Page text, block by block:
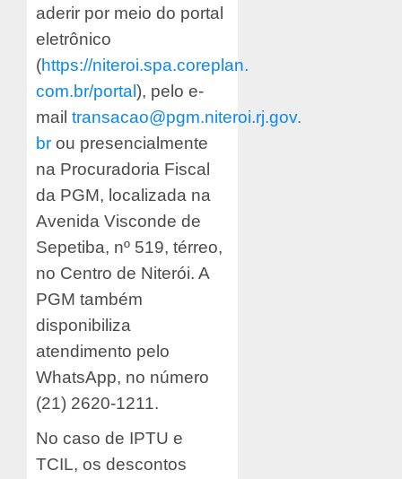
aderir por meio do portal
eletrônico
(https://niteroi.spa.coreplan.
com.br/portal), pelo e-
mail transacao@pgm.niteroi.rj.gov.
br ou presencialmente
na Procuradoria Fiscal
da PGM, localizada na
Avenida Visconde de
Sepetiba, nº 519, térreo,
no Centro de Niterói. A
PGM também
disponibiliza
atendimento pelo
WhatsApp, no número
(21) 2620-1211.
No caso de IPTU e
TCIL, os descontos